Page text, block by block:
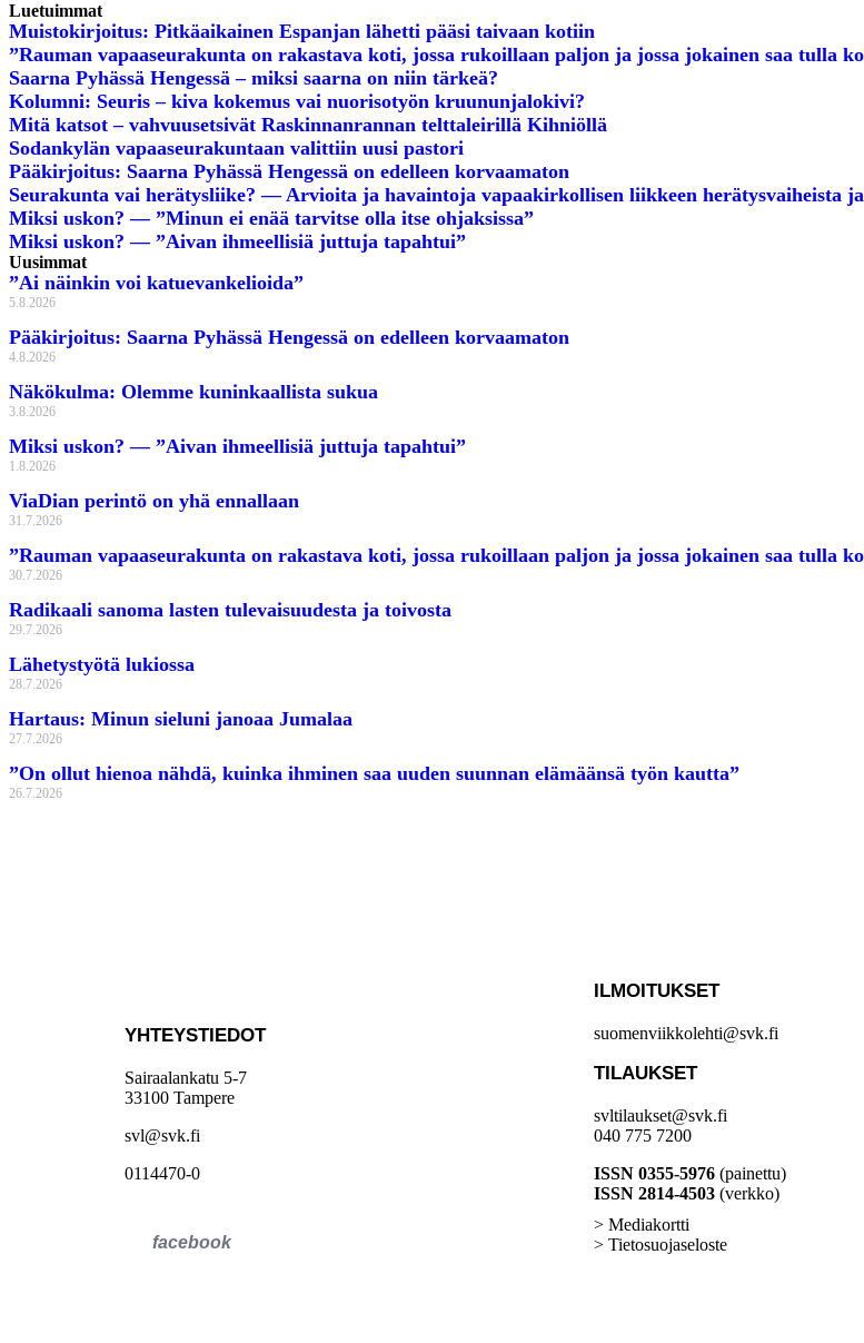
Luetuimmat
Muistokirjoitus: Pitkäaikainen Espanjan lähetti pääsi taivaan kotiin
”Rauman vapaaseurakunta on rakastava koti, jossa rukoillaan paljon ja jossa jokainen saa tulla
Saarna Pyhässä Hengessä – miksi saarna on niin tärkeä?
Kolumni: Seuris – kiva kokemus vai nuorisotyön kruununjalokivi?
Mitä katsot – vahvuusetsivät Raskinnanrannan telttaleirillä Kihniöllä
Sodankylän vapaaseurakuntaan valittiin uusi pastori
Pääkirjoitus: Saarna Pyhässä Hengessä on edelleen korvaamaton
Seurakunta vai herätysliike? — Arvioita ja havaintoja vapaakirkollisen liikkeen herätysvaiheista
Miksi uskon? — ”Minun ei enää tarvitse olla itse ohjaksissa”
Miksi uskon? — ”Aivan ihmeellisiä juttuja tapahtui”
Uusimmat
”Ai näinkin voi katuevankelioida”
5.8.2026
Pääkirjoitus: Saarna Pyhässä Hengessä on edelleen korvaamaton
4.8.2026
Näkökulma: Olemme kuninkaallista sukua
3.8.2026
Miksi uskon? — ”Aivan ihmeellisiä juttuja tapahtui”
1.8.2026
ViaDian perintö on yhä ennallaan
31.7.2026
”Rauman vapaaseurakunta on rakastava koti, jossa rukoillaan paljon ja jossa jokainen saa tulla
30.7.2026
Radikaali sanoma lasten tulevaisuudesta ja toivosta
29.7.2026
Lähetystyötä lukiossa
28.7.2026
Hartaus: Minun sieluni janoaa Jumalaa
27.7.2026
”On ollut hienoa nähdä, kuinka ihminen saa uuden suunnan elämäänsä työn kautta”
26.7.2026
YHTEYSTIEDOT
Sairaalankatu 5-7
33100 Tampere
svl@svk.fi
0114470-0
ILMOITUKSET
suomenviikkolehti@svk.fi
TILAUKSET
svltilaukset@svk.fi
040 775 7200
ISSN 0355-5976(painettu)
ISSN 2814-4503(verkko)
> Mediakortti
> Tietosuojaseloste